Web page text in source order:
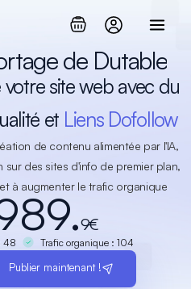
de Dutable
site web avec du
et Liens Dofollow
de contenu alimentée par l'IA,
des sites d'info de premier plan,
à augmenter le trafic organique
9€
48 Trafic organique : 104
Publier maintenant !